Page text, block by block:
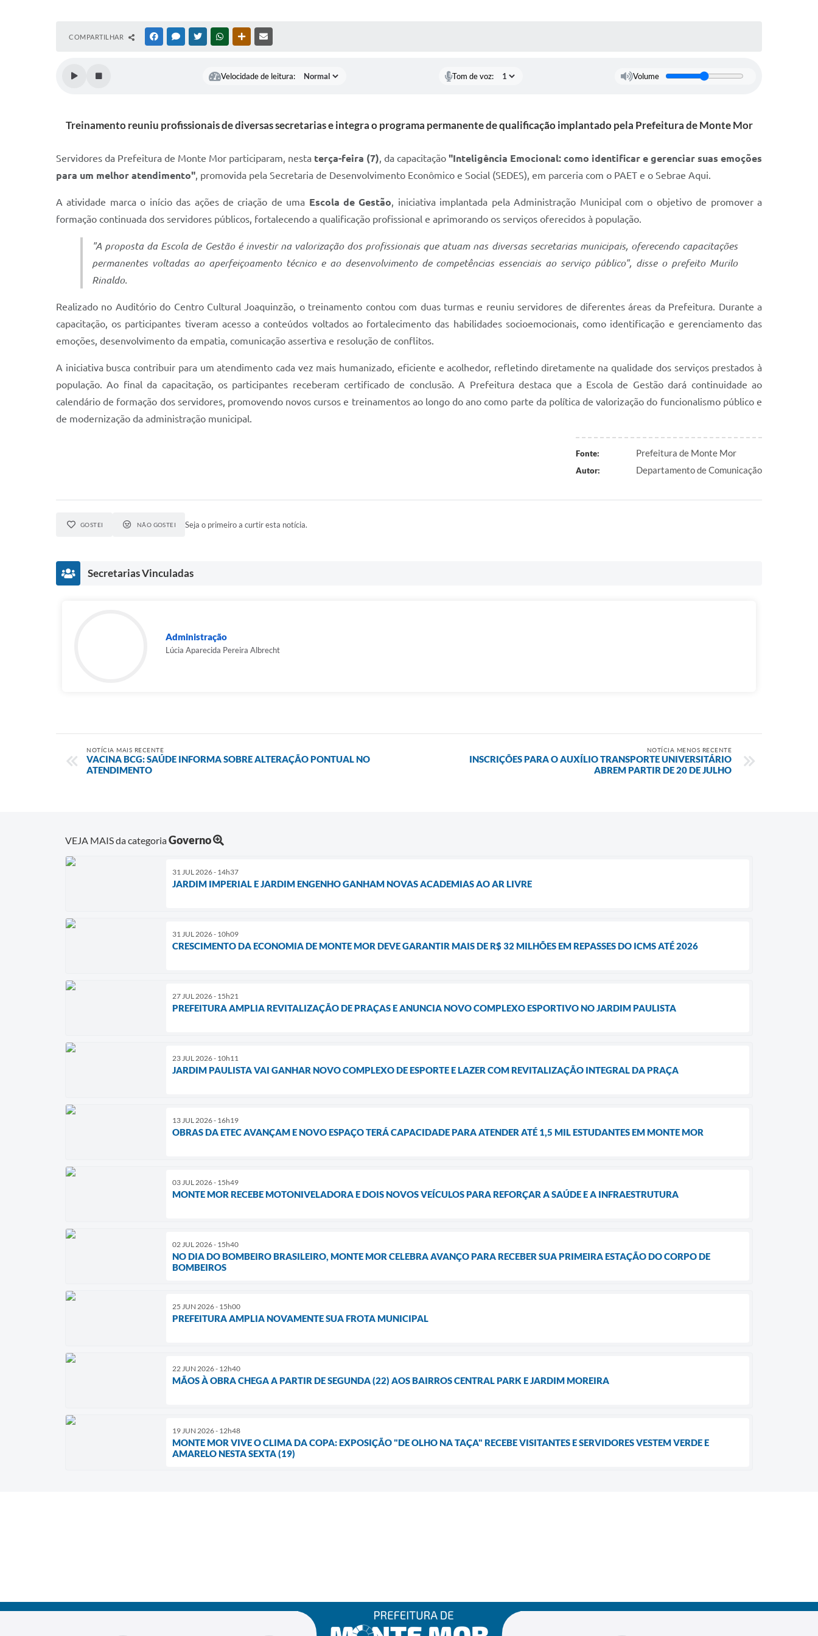
COMPARTILHAR FACEBOOKMESSENGER
TWITTERWHATSAPPOUTRAS MÍDIAS
Velocidade de leitura: Tom de voz: Volume
Treinamento reuniu profissionais de diversas secretarias e integra o programa permanente de qualificação implantado pela Prefeitura de Monte Mor
Servidores da Prefeitura de Monte Mor participaram, nesta terça-feira (7), da capacitação "Inteligência Emocional: como identificar e gerenciar suas emoções
para um melhor atendimento", promovida pela Secretaria de Desenvolvimento Econômico e Social (SEDES), em parceria com o PAET e o Sebrae Aqui.
A atividade marca o início das ações de criação de uma Escola de Gestão, iniciativa implantada pela Administração Municipal com o objetivo de promover a
formação continuada dos servidores públicos, fortalecendo a qualificação profissional e aprimorando os serviços oferecidos à população.
"A proposta da Escola de Gestão é investir na valorização dos profissionais que atuam nas diversas secretarias municipais, oferecendo capacitações
permanentes voltadas ao aperfeiçoamento técnico e ao desenvolvimento de competências essenciais ao serviço público", disse o prefeito Murilo
Rinaldo.
Realizado no Auditório do Centro Cultural Joaquinzão, o treinamento contou com duas turmas e reuniu servidores de diferentes áreas da Prefeitura. Durante a
capacitação, os participantes tiveram acesso a conteúdos voltados ao fortalecimento das habilidades socioemocionais, como identificação e gerenciamento das
emoções, desenvolvimento da empatia, comunicação assertiva e resolução de conflitos.
A iniciativa busca contribuir para um atendimento cada vez mais humanizado, eficiente e acolhedor, refletindo diretamente na qualidade dos serviços prestados à
população. Ao final da capacitação, os participantes receberam certificado de conclusão. A Prefeitura destaca que a Escola de Gestão dará continuidade ao
calendário de formação dos servidores, promovendo novos cursos e treinamentos ao longo do ano como parte da política de valorização do funcionalismo público e
de modernização da administração municipal.
Fonte: Prefeitura de Monte Mor
Autor: Departamento de Comunicação
GOSTEI NÃO GOSTEI Seja o primeiro a curtir esta notícia.
Secretarias Vinculadas
Administração
Lúcia Aparecida Pereira Albrecht
NOTÍCIA MAIS RECENTE
VACINA BCG: SAÚDE INFORMA SOBRE ALTERAÇÃO PONTUAL NO
ATENDIMENTO
NOTÍCIA MENOS RECENTE
INSCRIÇÕES PARA O AUXÍLIO TRANSPORTE UNIVERSITÁRIO
ABREM PARTIR DE 20 DE JULHO
VEJA MAIS da categoriaGoverno
31 JUL 2026 - 14h37
JARDIM IMPERIAL E JARDIM ENGENHO GANHAM NOVAS ACADEMIAS AO AR LIVRE
31 JUL 2026 - 10h09
CRESCIMENTO DA ECONOMIA DE MONTE MOR DEVE GARANTIR MAIS DE R$ 32 MILHÕES EM REPASSES DO ICMS ATÉ 2026
27 JUL 2026 - 15h21
PREFEITURA AMPLIA REVITALIZAÇÃO DE PRAÇAS E ANUNCIA NOVO COMPLEXO ESPORTIVO NO JARDIM PAULISTA
23 JUL 2026 - 10h11
JARDIM PAULISTA VAI GANHAR NOVO COMPLEXO DE ESPORTE E LAZER COM REVITALIZAÇÃO INTEGRAL DA PRAÇA
13 JUL 2026 - 16h19
OBRAS DA ETEC AVANÇAM E NOVO ESPAÇO TERÁ CAPACIDADE PARA ATENDER ATÉ 1,5 MIL ESTUDANTES EM MONTE MOR
03 JUL 2026 - 15h49
MONTE MOR RECEBE MOTONIVELADORA E DOIS NOVOS VEÍCULOS PARA REFORÇAR A SAÚDE E A INFRAESTRUTURA
02 JUL 2026 - 15h40
NO DIA DO BOMBEIRO BRASILEIRO, MONTE MOR CELEBRA AVANÇO PARA RECEBER SUA PRIMEIRA ESTAÇÃO DO CORPO DE
BOMBEIROS
25 JUN 2026 - 15h00
PREFEITURA AMPLIA NOVAMENTE SUA FROTA MUNICIPAL
22 JUN 2026 - 12h40
MÃOS À OBRA CHEGA A PARTIR DE SEGUNDA (22) AOS BAIRROS CENTRAL PARK E JARDIM MOREIRA
19 JUN 2026 - 12h48
MONTE MOR VIVE O CLIMA DA COPA: EXPOSIÇÃO "DE OLHO NA TAÇA" RECEBE VISITANTES E SERVIDORES VESTEM VERDE E
AMARELO NESTA SEXTA (19)